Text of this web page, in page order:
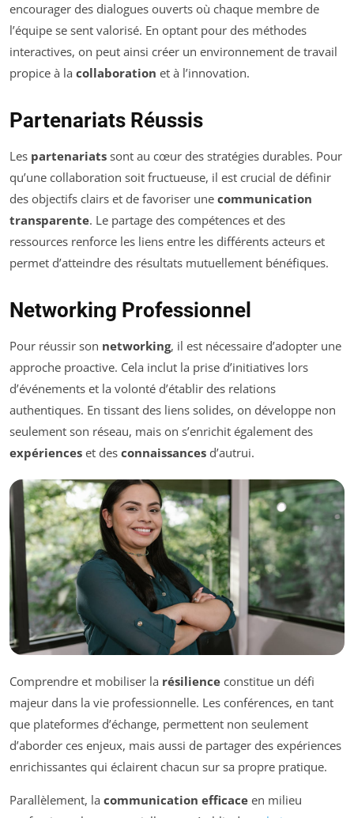
encourager des dialogues ouverts où chaque membre de
l’équipe se sent valorisé. En optant pour des méthodes
interactives, on peut ainsi créer un environnement de travail
propice à la collaboration et à l’innovation.
Partenariats Réussis
Les partenariats sont au cœur des stratégies durables. Pour
qu’une collaboration soit fructueuse, il est crucial de définir
des objectifs clairs et de favoriser une communication
transparente. Le partage des compétences et des
ressources renforce les liens entre les différents acteurs et
permet d’atteindre des résultats mutuellement bénéfiques.
Networking Professionnel
Pour réussir son networking, il est nécessaire d’adopter une
approche proactive. Cela inclut la prise d’initiatives lors
d’événements et la volonté d’établir des relations
authentiques. En tissant des liens solides, on développe non
seulement son réseau, mais on s’enrichit également des
expériences et des connaissances d’autrui.
Comprendre et mobiliser la résilience constitue un défi
majeur dans la vie professionnelle. Les conférences, en tant
que plateformes d’échange, permettent non seulement
d’aborder ces enjeux, mais aussi de partager des expériences
enrichissantes qui éclairent chacun sur sa propre pratique.
Parallèlement, la communication efficace en milieu